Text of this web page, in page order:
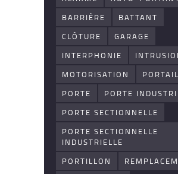
BARRIÈRE
BATTANT
CLÔTURE
GARAGE
INTERPHONIE
MOTORISATION
PORTAIL
PORTE
PORTE
PORTE SECTIONNELLE
PORTE SECTIONNELLE
INDUSTRIELLE
PORTILLON